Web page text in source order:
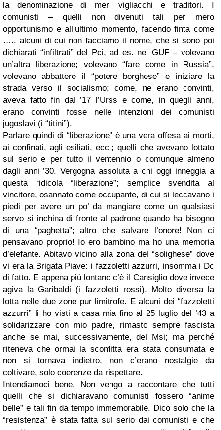
la denominazione di meri vigliacchi e traditori. I
comunisti – quelli non divenuti tali per mero
opportunismo e all’ultimo momento, facendo finta come
….. alcuni di cui non facciamo il nome, che si sono poi
dichiarati “infiltrati” del Pci, ad es. nel GUF – volevano
un’altra liberazione; volevano “fare come in Russia”,
volevano abbattere il “potere borghese” e iniziare la
strada verso il socialismo; come, ne erano convinti,
aveva fatto fin dal ’17 l’Urss e come, in quegli anni,
erano convinti fosse nelle intenzioni dei comunisti
jugoslavi (i “titini”).
Parlare quindi di “liberazione” è una vera offesa ai morti,
ai confinati, agli esiliati, ecc.; quelli che avevano lottato
sul serio e per tutto il ventennio o comunque almeno
dagli anni ’30. Vergogna assoluta a chi oggi inneggia a
questa ridicola “liberazione”; semplice svendita al
vincitore, osannato come occupante, di cui si leccavano i
piedi per avere un po’ da mangiare come un qualsiasi
servo si inchina di fronte al padrone quando ha bisogno
di una “paghetta”; altro che salvare l’onore! Non ci
pensavano proprio! Io ero bambino ma ho una memoria
d’elefante. Abitavo vicino alla zona del “solighese” dove
vi era la Brigata Piave: i fazzoletti azzurri, insomma i Dc
di fatto. E appena più lontano c’è il Cansiglio dove invece
agiva la Garibaldi (i fazzoletti rossi). Molto diversa la
lotta nelle due zone pur limitrofe. E alcuni dei “fazzoletti
azzurri” li ho visti a casa mia fino al 25 luglio del ’43 a
solidarizzare con mio padre, rimasto sempre fascista
anche se mai, successivamente, del Msi; ma perché
riteneva che ormai la sconfitta era stata consumata e
non si tornava indietro, non c’erano nostalgie da
coltivare, solo coerenze da rispettare.
Intendiamoci bene. Non vengo a raccontare che tutti
quelli che si dichiaravano comunisti fossero “anime
belle” e tali fin da tempo immemorabile. Dico solo che la
“resistenza” è stata fatta sul serio dai comunisti e che